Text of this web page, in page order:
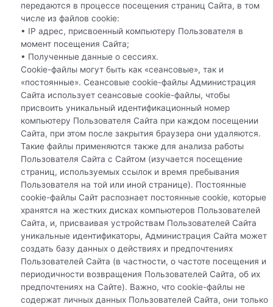
передаются в процессе посещения страниц Сайта, в том
числе из файлов cookie:
• IP адрес, присвоенный компьютеру Пользователя в
момент посещения Сайта;
• Полученные данные о сессиях.
Сookie-файлы могут быть как «сеансовые», так и
«постоянные». Сеансовые cookie-файлы Администрация
Сайта использует сеансовые cookie-файлы, чтобы
присвоить уникальный идентификационный номер
компьютеру Пользователя Сайта при каждом посещении
Сайта, при этом после закрытия браузера они удаляются.
Такие файлы применяются также для анализа работы
Пользователя Сайта с Сайтом (изучается посещение
страниц, используемых ссылок и время пребывания
Пользователя на той или иной странице). Постоянные
cookie-файлы Сайт распознает постоянные cookie, которые
хранятся на жестких дисках компьютеров Пользователей
Сайта, и, присваивая устройствам Пользователей Сайта
уникальные идентификаторы, Администрация Сайта может
создать базу данных о действиях и предпочтениях
Пользователей Сайта (в частности, о частоте посещения и
периодичности возвращения Пользователей Сайта, об их
предпочтениях на Сайте). Важно, что cookie-файлы не
содержат личных данных Пользователей Сайта, они только